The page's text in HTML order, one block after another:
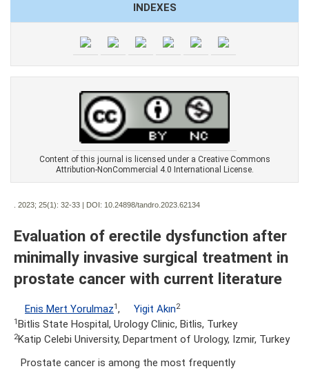
INDEXES
Content of this journal is licensed under a Creative Commons
Attribution-NonCommercial 4.0 International License.
. 2023; 25(1): 32-33 | DOI: 10.24898/tandro.2023.62134
Evaluation of erectile dysfunction after
minimally invasive surgical treatment in
prostate cancer with current literature
Enis Mert Yorulmaz1, Yigit Akın2
1Bitlis State Hospital, Urology Clinic, Bitlis, Turkey
2Katip Celebi University, Department of Urology, Izmir, Turkey
Prostate cancer is among the most frequently